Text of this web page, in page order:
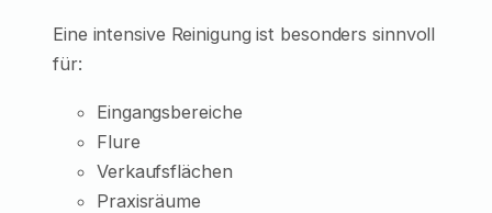
Eine intensive Reinigung ist besonders sinnvoll
für:
Eingangsbereiche
Flure
Verkaufsflächen
Praxisräume